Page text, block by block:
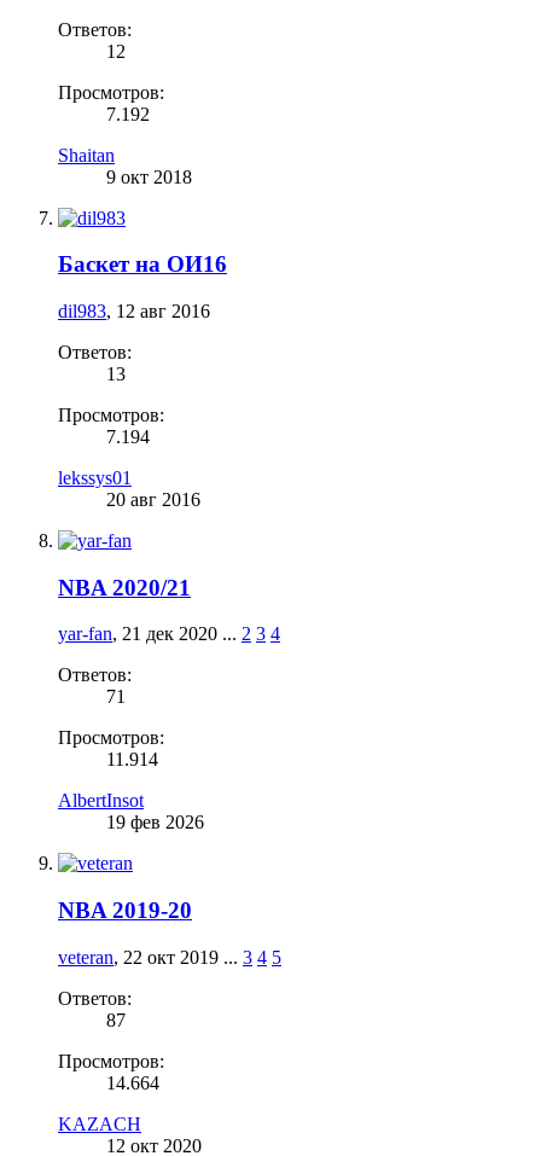
Ответов:
12
Просмотров:
7.192
Shaitan
9 окт 2018
Баскет на ОИ16
dil983, 12 авг 2016
Ответов:
13
Просмотров:
7.194
lekssys01
20 авг 2016
NBA 2020/21
yar-fan, 21 дек 2020 ... 2 3 4
Ответов:
71
Просмотров:
11.914
AlbertInsot
19 фев 2026
NBA 2019-20
veteran, 22 окт 2019 ... 3 4 5
Ответов:
87
Просмотров:
14.664
KAZACH
12 окт 2020